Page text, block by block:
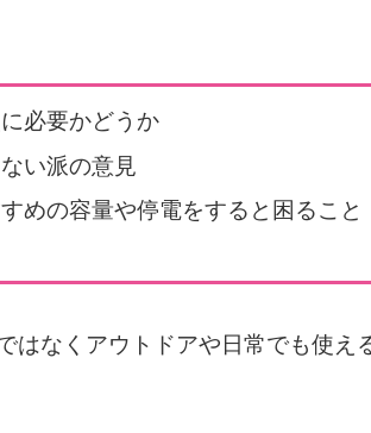
必要かどうか
い派の意見
めの容量や停電をすると困ること
はなくアウトドアや日常でも使え